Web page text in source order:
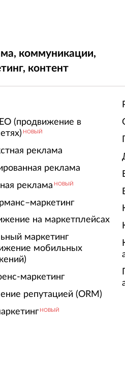
коммуникации,
контент
(продвижение в
НОВЫЙ
реклама
реклама
реклама НОВЫЙ
на маркетплейсах
маркетинг
мобильных
маркетинг
репутацией (ORM)
НОВЫЙ